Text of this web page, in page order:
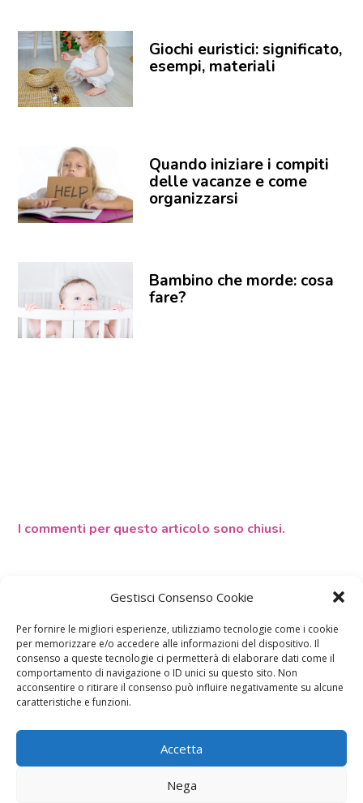
Gestisci Consenso Cookie
Per fornire le migliori esperienze, utilizziamo tecnologie come i cookie
per memorizzare e/o accedere alle informazioni del dispositivo. Il
consenso a queste tecnologie ci permetterà di elaborare dati come il
comportamento di navigazione o ID unici su questo sito. Non
acconsentire o ritirare il consenso può influire negativamente su alcune
caratteristiche e funzioni.
Accetta
Nega
Giochi euristici: significato,
esempi, materiali
Quando iniziare i compiti
delle vacanze e come
organizzarsi
Bambino che morde: cosa
fare?
I commenti per questo articolo sono chiusi.